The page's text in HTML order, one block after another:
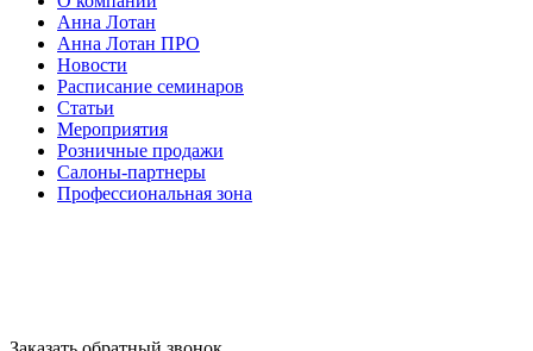
Анна Лотан
Анна Лотан ПРО
Новости
Расписание семинаров
Статьи
Мероприятия
Розничные продажи
Салоны-партнеры
Профессиональная зона